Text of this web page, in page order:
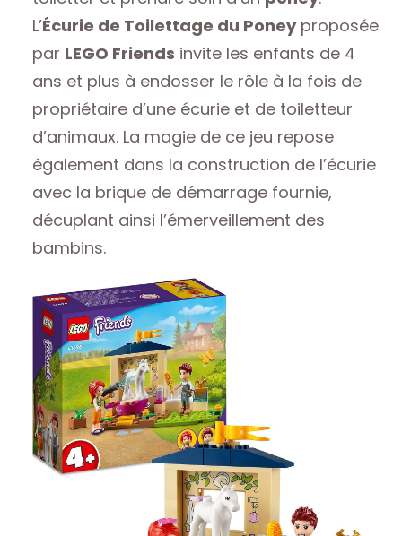
L’Écurie de Toilettage du Poneyproposée
par LEGO Friends invite les enfants de 4
ans et plus à endosser le rôle à la fois de
propriétaire d’une écurie et de toiletteur
d’animaux. La magie de ce jeu repose
également dans la construction de l’écurie
avec la brique de démarrage fournie,
décuplant ainsi l’émerveillement des
bambins.